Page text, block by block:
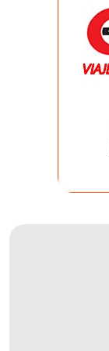
ELEIÇÃO
2026